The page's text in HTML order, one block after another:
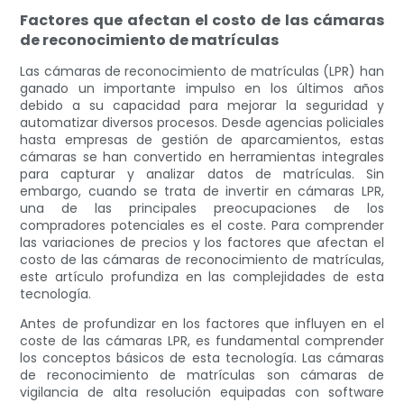
Factores que afectan el costo de las cámaras
de reconocimiento de matrículas
Las cámaras de reconocimiento de matrículas (LPR) han
ganado un importante impulso en los últimos años
debido a su capacidad para mejorar la seguridad y
automatizar diversos procesos. Desde agencias policiales
hasta empresas de gestión de aparcamientos, estas
cámaras se han convertido en herramientas integrales
para capturar y analizar datos de matrículas. Sin
embargo, cuando se trata de invertir en cámaras LPR,
una de las principales preocupaciones de los
compradores potenciales es el coste. Para comprender
las variaciones de precios y los factores que afectan el
costo de las cámaras de reconocimiento de matrículas,
este artículo profundiza en las complejidades de esta
tecnología.
Antes de profundizar en los factores que influyen en el
coste de las cámaras LPR, es fundamental comprender
los conceptos básicos de esta tecnología. Las cámaras
de reconocimiento de matrículas son cámaras de
vigilancia de alta resolución equipadas con software